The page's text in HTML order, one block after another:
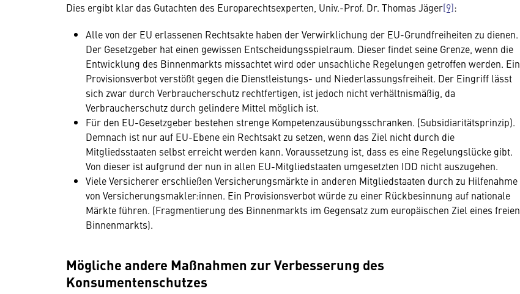
Dies ergibt klar das Gutachten des Europarechtsexperten, Univ.-Prof. Dr. Thomas Jäger[9]:
Alle von der EU erlassenen Rechtsakte haben der Verwirklichung der EU-Grundfreiheiten zu dienen.
Der Gesetzgeber hat einen gewissen Entscheidungsspielraum. Dieser findet seine Grenze, wenn die
Entwicklung des Binnenmarkts missachtet wird oder unsachliche Regelungen getroffen werden. Ein
Provisionsverbot verstößt gegen die Dienstleistungs- und Niederlassungsfreiheit. Der Eingriff lässt
sich zwar durch Verbraucherschutz rechtfertigen, ist jedoch nicht verhältnismäßig, da
Verbraucherschutz durch gelindere Mittel möglich ist.
Für den EU-Gesetzgeber bestehen strenge Kompetenzausübungsschranken. (Subsidiaritätsprinzip).
Demnach ist nur auf EU-Ebene ein Rechtsakt zu setzen, wenn das Ziel nicht durch die
Mitgliedsstaaten selbst erreicht werden kann. Voraussetzung ist, dass es eine Regelungslücke gibt.
Von dieser ist aufgrund der nun in allen EU-Mitgliedstaaten umgesetzten IDD nicht auszugehen.
Viele Versicherer erschließen Versicherungsmärkte in anderen Mitgliedstaaten durch zu Hilfenahme
von Versicherungsmakler:innen. Ein Provisionsverbot würde zu einer Rückbesinnung auf nationale
Märkte führen. (Fragmentierung des Binnenmarkts im Gegensatz zum europäischen Ziel eines freien
Binnenmarkts).
Mögliche andere Maßnahmen zur Verbesserung des
Konsumentenschutzes